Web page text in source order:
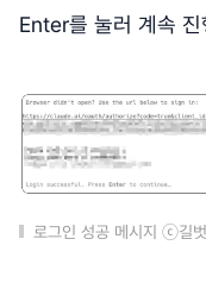
Enter를 눌러 계속 진
로그인 성공 메시지 ⓒ길벗